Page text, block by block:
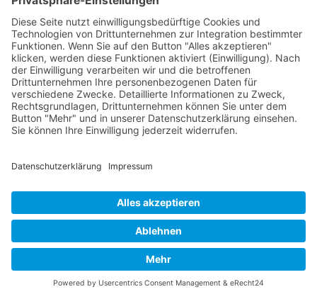
Feedback wiederverwenden: Vorlagen für
zukünftige Projekte
Haben Sie ein Feedback-Formular entwickelt, das
besonders gut funktioniert hat? Microsoft Forms
ermöglicht es Ihnen, dieses als Vorlage für zukünftige
Projekte zu speichern. So sparen Sie Zeit und
gewährleisten, dass Ihre zukünftigen Umfragen auf
Forms lässt sich nahtlos mit anderen Microsoft 365-
Tools kombinieren. Sie können Umfragen in Teams-
Kanälen einbetten, die Ergebnisse in SharePoint
speichern oder mit Power Automate automatisierte
Prozesse erstellen, z. B. Benachrichtigungen bei